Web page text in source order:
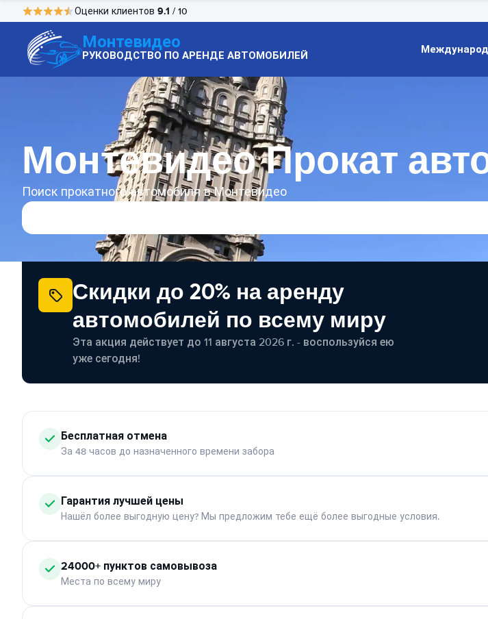
Оценки клиентов 9.1 / 10
Монтевидео
РУКОВОДСТВО ПО АРЕНДЕ АВТОМОБИЛЕЙ
Монтевидео Прокат
Поиск прокатного автомобиля в Монтевидео
Скидки до 20% на аренду
автомобилей по всему миру
Эта акция действует до 11 августа 2026 г. - воспользуйся ею
уже сегодня!
Бесплатная отмена
За 48 часов до назначенного времени забора
Гарантия лучшей цены
Нашёл более выгодную цену? Мы предложим тебе ещё более выгодные условия.
24000+ пунктов самовывоза
Места по всему миру